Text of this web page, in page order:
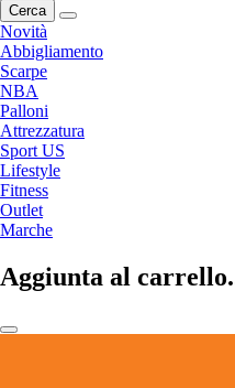
Cerca
Novità
Abbigliamento
Scarpe
NBA
Palloni
Attrezzatura
Sport US
Lifestyle
Fitness
Outlet
Marche
Aggiunta al